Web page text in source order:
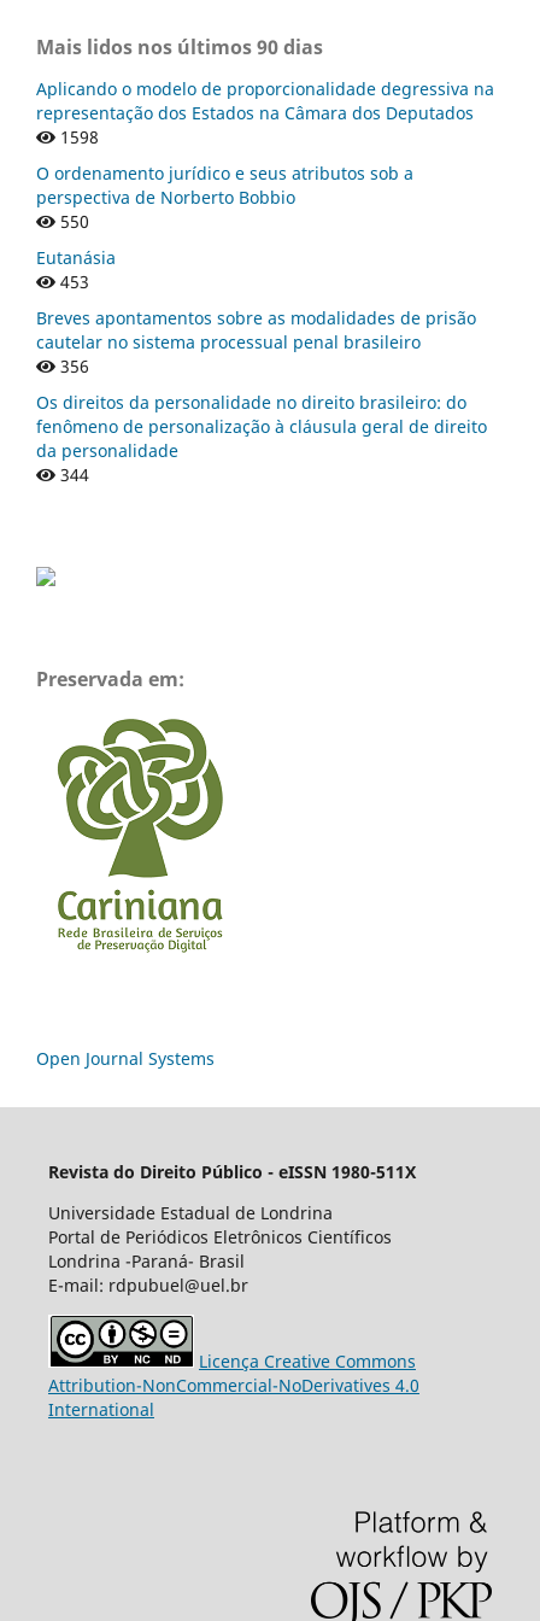
Mais lidos nos últimos 90 dias
Aplicando o modelo de proporcionalidade degressiva na
representação dos Estados na Câmara dos Deputados
1598
O ordenamento jurídico e seus atributos sob a
perspectiva de Norberto Bobbio
550
Eutanásia
453
Breves apontamentos sobre as modalidades de prisão
cautelar no sistema processual penal brasileiro
356
Os direitos da personalidade no direito brasileiro: do
fenômeno de personalização à cláusula geral de direito
da personalidade
344
Preservada em:
Open Journal Systems
Revista do Direito Público - eISSN 1980-511X
Universidade Estadual de Londrina
Portal de Periódicos Eletrônicos Científicos
Londrina -Paraná- Brasil
E-mail: rdpubuel@uel.br
Licença Creative Commons
Attribution-NonCommercial-NoDerivatives 4.0
International